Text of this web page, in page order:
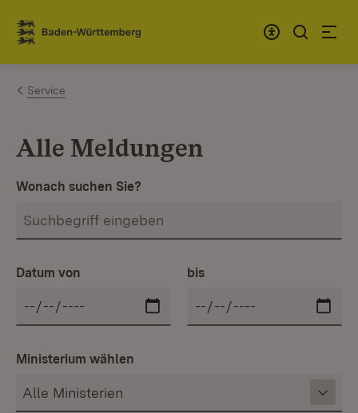
Zum Inhalt springen
Link zur Startseite
Service
Alle Meldungen
Wonach suchen Sie?
Datum von bis
Ministerium wählen